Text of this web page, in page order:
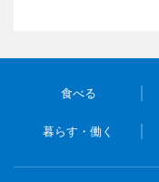
食べる
暮らす・働く